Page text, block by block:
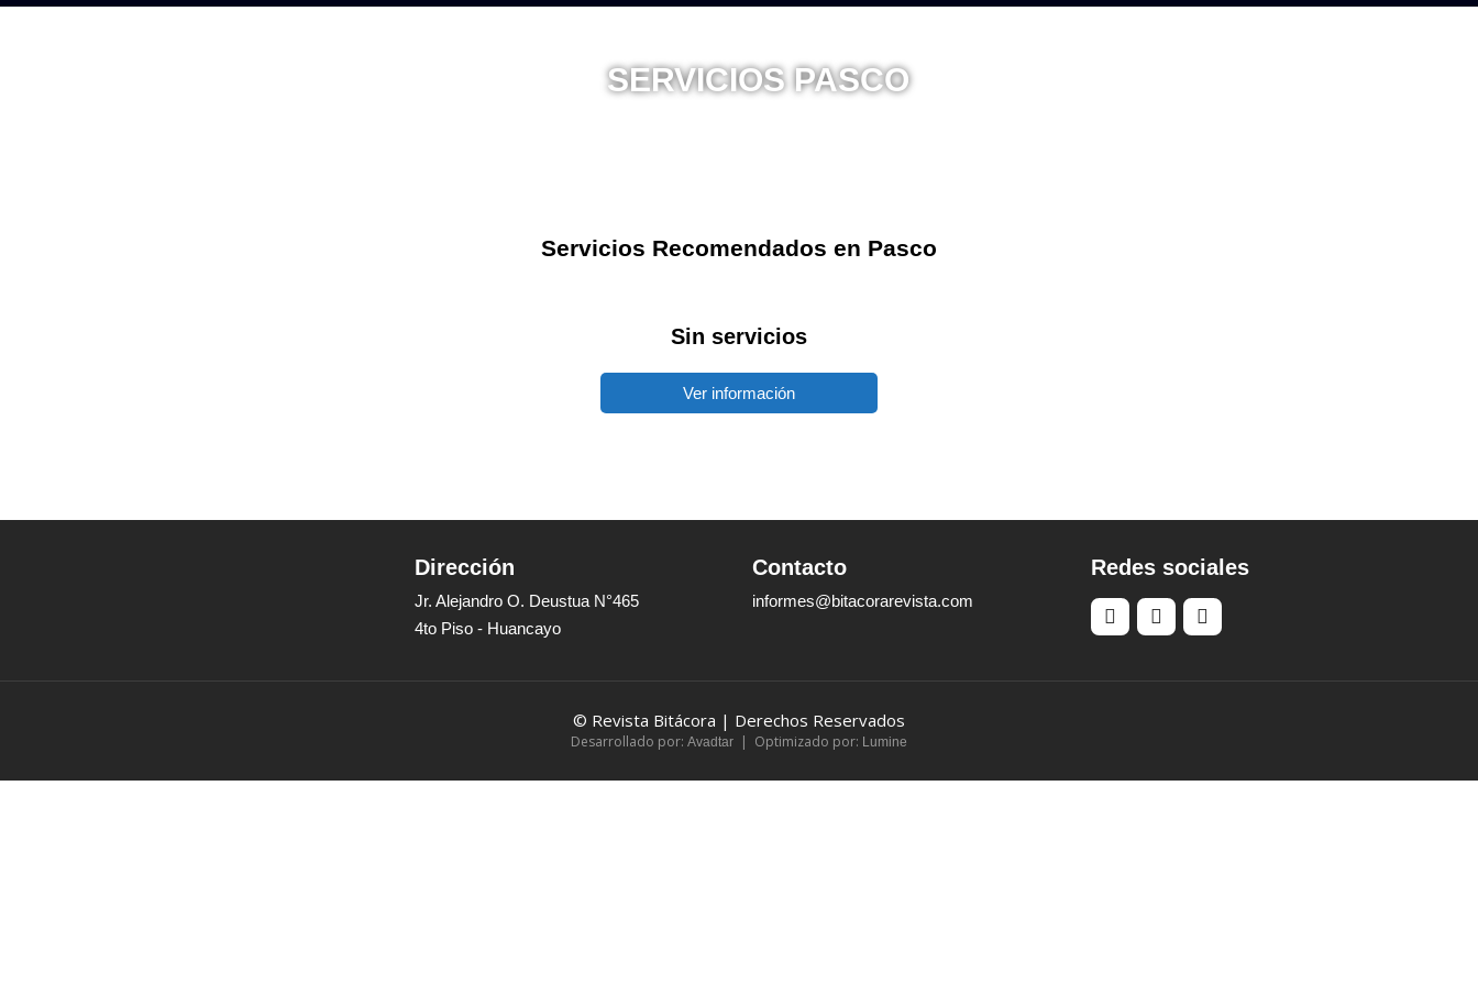
SERVICIOS PASCO
Servicios Recomendados en Pasco
Sin servicios
Ver información
Dirección
Jr. Alejandro O. Deustua N°465
4to Piso - Huancayo
Contacto
informes@bitacorarevista.com
Redes sociales
© Revista Bitácora | Derechos Reservados
Desarrollado por: Avadtar| Optimizado por: Lumine